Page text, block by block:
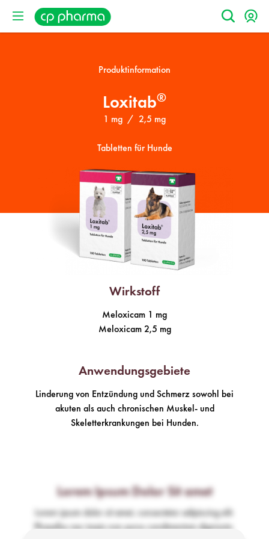
Produktinformation
Loxitab®
1 mg / 2,5 mg
Tabletten für Hunde
Wirkstoff
Meloxicam 1 mg
Meloxicam 2,5 mg
Anwendungsgebiete
Linderung von Entzündung und Schmerz sowohl bei
akuten als auch chronischen Muskel- und
Skeletterkrankungen bei Hunden.
Lorem Ipsum Dolor Sit amet
Lorem ipsum dolor sit amet, consectetur adipiscing elit.
Phasellus nec turpis non purus condimentum dignissim.